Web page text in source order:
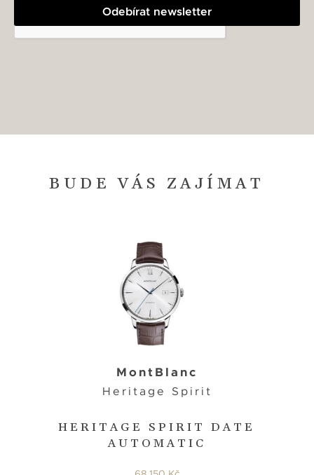
Odebírat newsletter
BUDE VÁS ZAJÍMAT
HERITAGE SPIRIT DATE
AUTOMATIC
MontBlanc
Heritage Spirit